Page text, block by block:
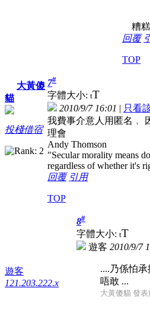
糟糕
回覆
TOP
大黃傻
貓
投棧借宿
7#
字體大小: tT
2010/9/7 16:01 | 只看
我費事介意人用匿名﹐
理會
Andy Thomson
"Secular morality means
regardless of whether it's
回覆 引用
TOP
遊客
121.203.222.x
8#
字體大小: tT
遊客 2010/9/7
....乃係怕
唔敢 ...
大黃傻貓 發表